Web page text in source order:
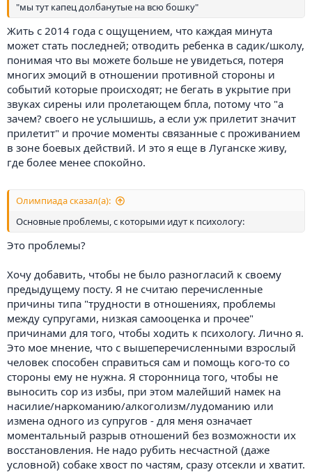
"мы тут капец долбанутые на всю бошку"
Жить с 2014 года с ощущением, что каждая минута
может стать последней; отводить ребенка в садик/школу,
понимая что вы можете больше не увидеться, потеря
многих эмоций в отношении противной стороны и
событий которые происходят; не бегать в укрытие при
звуках сирены или пролетающем бпла, потому что "а
зачем? своего не услышишь, а если уж прилетит значит
прилетит" и прочие моменты связанные с проживанием
в зоне боевых действий. И это я еще в Луганске живу,
где более менее спокойно.
Олимпиада сказал(а):
Основные проблемы, с которыми идут к психологу:
Это проблемы?
Хочу добавить, чтобы не было разногласий к своему
предыдущему посту. Я не считаю перечисленные
причины типа "трудности в отношениях, проблемы
между супругами, низкая самооценка и прочее"
причинами для того, чтобы ходить к психологу. Лично я.
Это мое мнение, что с вышеперечисленными взрослый
человек способен справиться сам и помощь кого-то со
стороны ему не нужна. Я сторонница того, чтобы не
выносить сор из избы, при этом малейший намек на
насилие/наркоманию/алкоголизм/лудоманию или
измена одного из супругов - для меня означает
моментальный разрыв отношений без возможности их
восстановления. Не надо рубить несчастной (даже
условной) собаке хвост по частям, сразу отсекли и хватит.